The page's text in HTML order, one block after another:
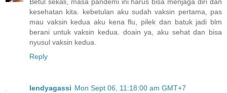
Betul sekali, masa pandemi ini harus bisa menjaga diri dan
kesehatan kita. kebetulan aku sudah vaksin pertama, pas
mau vaksin kedua aku kena flu, pilek dan batuk jadi blm
berani untuk vaksin kedua. doain ya, aku sehat dan bisa
nyusul vaksin kedua.
Reply
lendyagassi Mon Sept 06, 11:18:00 am GMT+7